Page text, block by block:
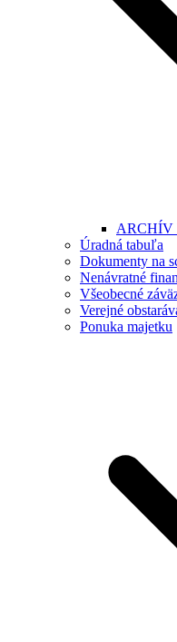
ARCHÍV
Úradná tabuľa
Dokumenty na
Nenávratné
Všeobecné
Verejné
Ponuka majetku